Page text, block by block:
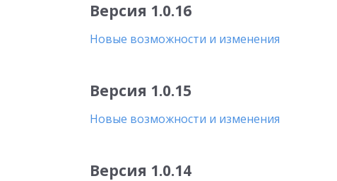
Версия 1.0.16
Новые возможности и изменения
Версия 1.0.15
Новые возможности и изменения
Версия 1.0.14